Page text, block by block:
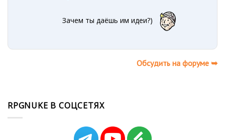
Зачем ты даёшь им идеи?)
Обсудить на форуме ➥
RPGNUKE В СОЦСЕТЯХ